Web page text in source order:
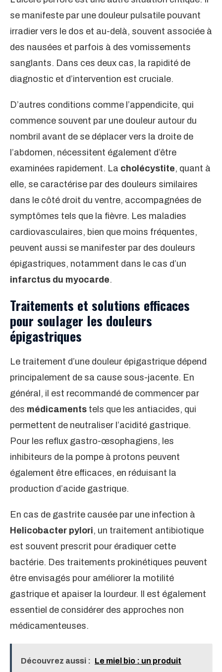
se manifeste par une douleur pulsatile pouvant
irradier vers le dos et au-delà, souvent associée à
des nausées et parfois à des vomissements
sanglants. Dans ces deux cas, la rapidité de
diagnostic et d’intervention est cruciale.
D’autres conditions comme l’appendicite, qui
commence souvent par une douleur autour du
nombril avant de se déplacer vers la droite de
l’abdomen, nécessitent également d’être
examinées rapidement. La cholécystite, quant à
elle, se caractérise par des douleurs similaires
dans le côté droit du ventre, accompagnées de
symptômes tels que la fièvre. Les maladies
cardiovasculaires, bien que moins fréquentes,
peuvent aussi se manifester par des douleurs
épigastriques, notamment dans le cas d’un
infarctus du myocarde.
Traitements et solutions efficaces
pour soulager les douleurs
épigastriques
Le traitement d’une douleur épigastrique dépend
principalement de sa cause sous-jacente. En
général, il est recommandé de commencer par
des médicaments tels que les antiacides, qui
permettent de neutraliser l’acidité gastrique.
Pour les reflux gastro-œsophagiens, les
inhibiteurs de la pompe à protons peuvent
également être efficaces, en réduisant la
production d’acide gastrique.
En cas de gastrite causée par une infection à
Helicobacter pylori, un traitement antibiotique
est souvent prescrit pour éradiquer cette
bactérie. Des traitements prokinétiques peuvent
être envisagés pour améliorer la motilité
gastrique et apaiser la lourdeur. Il est également
essentiel de considérer des approches non
médicamenteuses.
Découvrez aussi : Le miel bio : un produit